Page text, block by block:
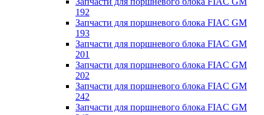
192
Запчасти для поршневого блока FIAC GM
193
Запчасти для поршневого блока FIAC GM
201
Запчасти для поршневого блока FIAC GM
202
Запчасти для поршневого блока FIAC GM
242
Запчасти для поршневого блока FIAC GM